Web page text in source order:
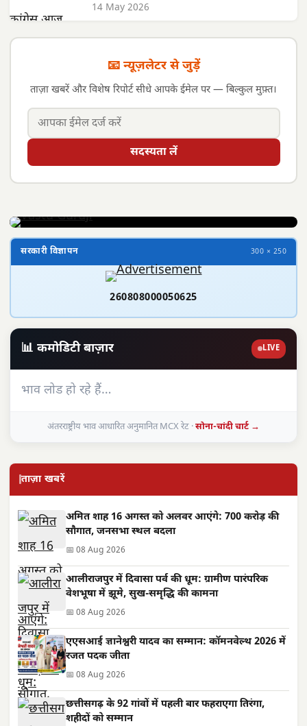
14 May 2026
📧 न्यूज़लेटर से जुड़ें
ताज़ा खबरें और विशेष रिपोर्ट सीधे आपके ईमेल पर — बिल्कुल मुफ़्त।
सदस्यता लें
सरकारी विज्ञापन 300 × 250
260808000050625
📊 कमोडिटी बाज़ार LIVE
भाव लोड हो रहे हैं…
अंतरराष्ट्रीय भाव आधारित अनुमानित MCX रेट ·सोना-चांदी चार्ट →
ताज़ा खबरें
अमित शाह 16 अगस्त को अलवर आएंगे: 700 करोड़ की
सौगात, जनसभा स्थल बदला
📅 08 Aug 2026
आलीराजपुर में दिवासा पर्व की धूम: ग्रामीण पारंपरिक
वेशभूषा में झूमे, सुख-समृद्धि की कामना
📅 08 Aug 2026
एएसआई ज्ञानेश्वरी यादव का सम्मान: कॉमनवेल्थ 2026 में
रजत पदक जीता
📅 08 Aug 2026
छत्तीसगढ़ के 92 गांवों में पहली बार फहराएगा तिरंगा,
शहीदों को सम्मान